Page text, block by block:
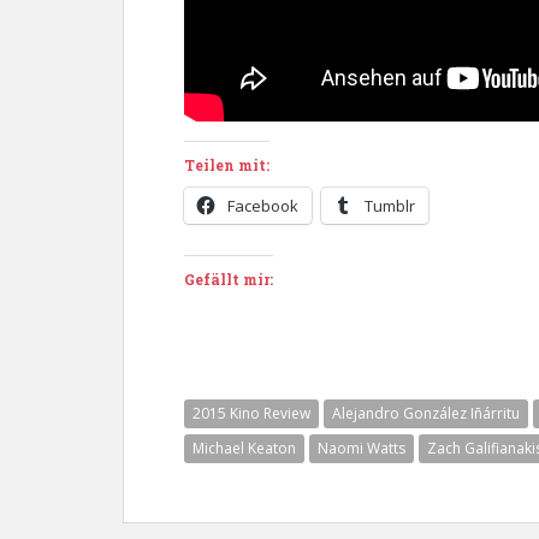
Teilen mit:
Facebook Tumblr
Gefällt mir:
2015 Kino Review Alejandro González Iñárritu
Michael Keaton
Naomi Watts Zach